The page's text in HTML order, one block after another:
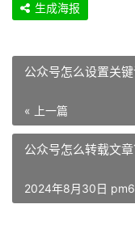
生成海报
公众号怎么设置关
« 上一篇
公众号怎么转载文
2024年8月30日